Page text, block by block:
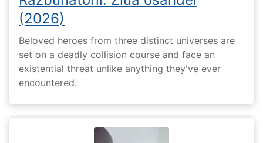
(2026)
Beloved heroes from three distinct universes are
set on a deadly collision course and face an
existential threat unlike anything they've ever
encountered.